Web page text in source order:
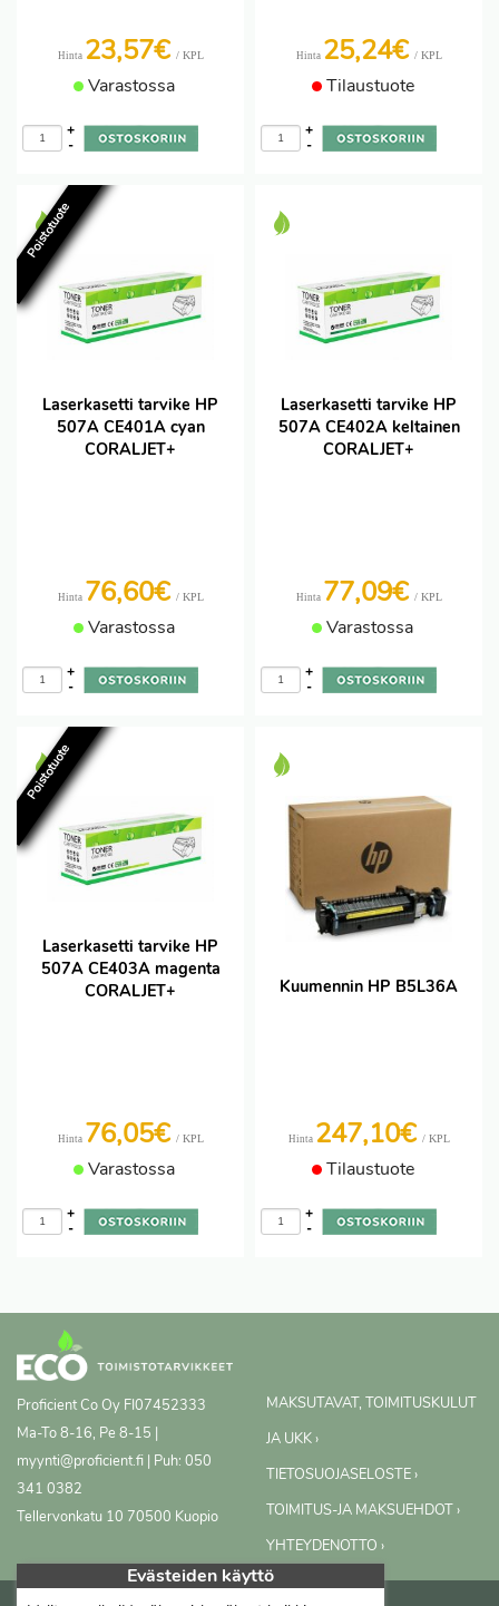
Hinta 23,57€ / KPL
Varastossa
-
+
Hinta 25,24€ / KPL
Tilaustuote
-
+
Poistotuote
Laserkasetti tarvike HP
507A CE401A cyan
CORALJET+
Hinta 76,60€ / KPL
Varastossa
-
+
Laserkasetti tarvike HP
507A CE402A keltainen
CORALJET+
Hinta 77,09€ / KPL
Varastossa
-
+
Poistotuote
Laserkasetti tarvike HP
507A CE403A magenta
CORALJET+
Hinta 76,05€ / KPL
Varastossa
-
+
Kuumennin HP B5L36A
Hinta 247,10€ / KPL
Tilaustuote
-
+
Proficient Co Oy FI07452333
Ma-To 8-16, Pe 8-15 |
myynti@proficient.fi | Puh: 050
341 0382
Tellervonkatu 10 70500 Kuopio
MAKSUTAVAT, TOIMITUSKULUT
JA UKK ›
TIETOSUOJASELOSTE ›
TOIMITUS-JA MAKSUEHDOT ›
YHTEYDENOTTO ›
Evästeiden käyttö